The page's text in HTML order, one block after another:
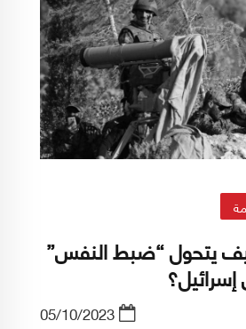
يتحول “ضبط النفس”
05/10/2023